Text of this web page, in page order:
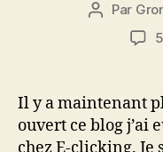
Auteur
l’article
Par
Il y a maintenant
ouvert ce blog j’ai